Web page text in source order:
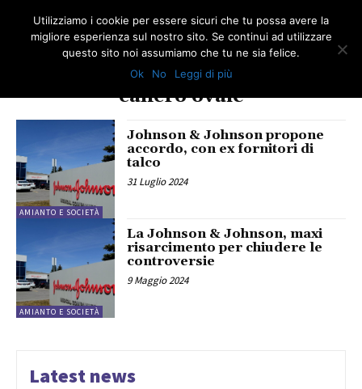
cancro ovaie
AMIANTO E SOCIETÀ
Johnson & Johnson propone
accordo, con ex fornitori di
talco
31 Luglio 2024
AMIANTO E SOCIETÀ
La Johnson & Johnson, maxi
risarcimento per chiudere le
controversie
9 Maggio 2024
Latest news
Utilizziamo i cookie per essere sicuri che tu possa avere la
migliore esperienza sul nostro sito. Se continui ad utilizzare
questo sito noi assumiamo che tu ne sia felice.
Ok
No Leggi di più